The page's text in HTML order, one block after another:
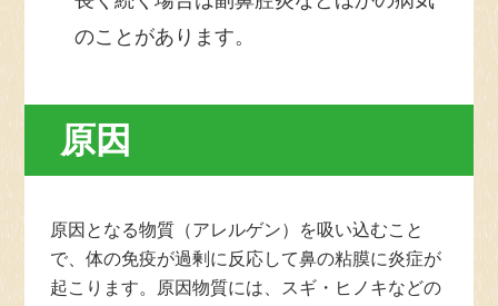
のことがあります。
原因
原因となる物質（アレルゲン）を吸い込むこと
で、体の免疫が過剰に反応して鼻の粘膜に炎症が
起こります。原因物質には、スギ・ヒノキなどの